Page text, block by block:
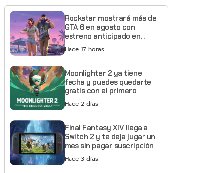
Rockstar mostrará más de
GTA 6 en agosto con
estreno anticipado en
Netflix
Hace 17 horas
Moonlighter 2 ya tiene
fecha y puedes quedarte
gratis con el primero
Hace 2 días
Final Fantasy XIV llega a
Switch 2 y te deja jugar un
mes sin pagar suscripción
Hace 3 días